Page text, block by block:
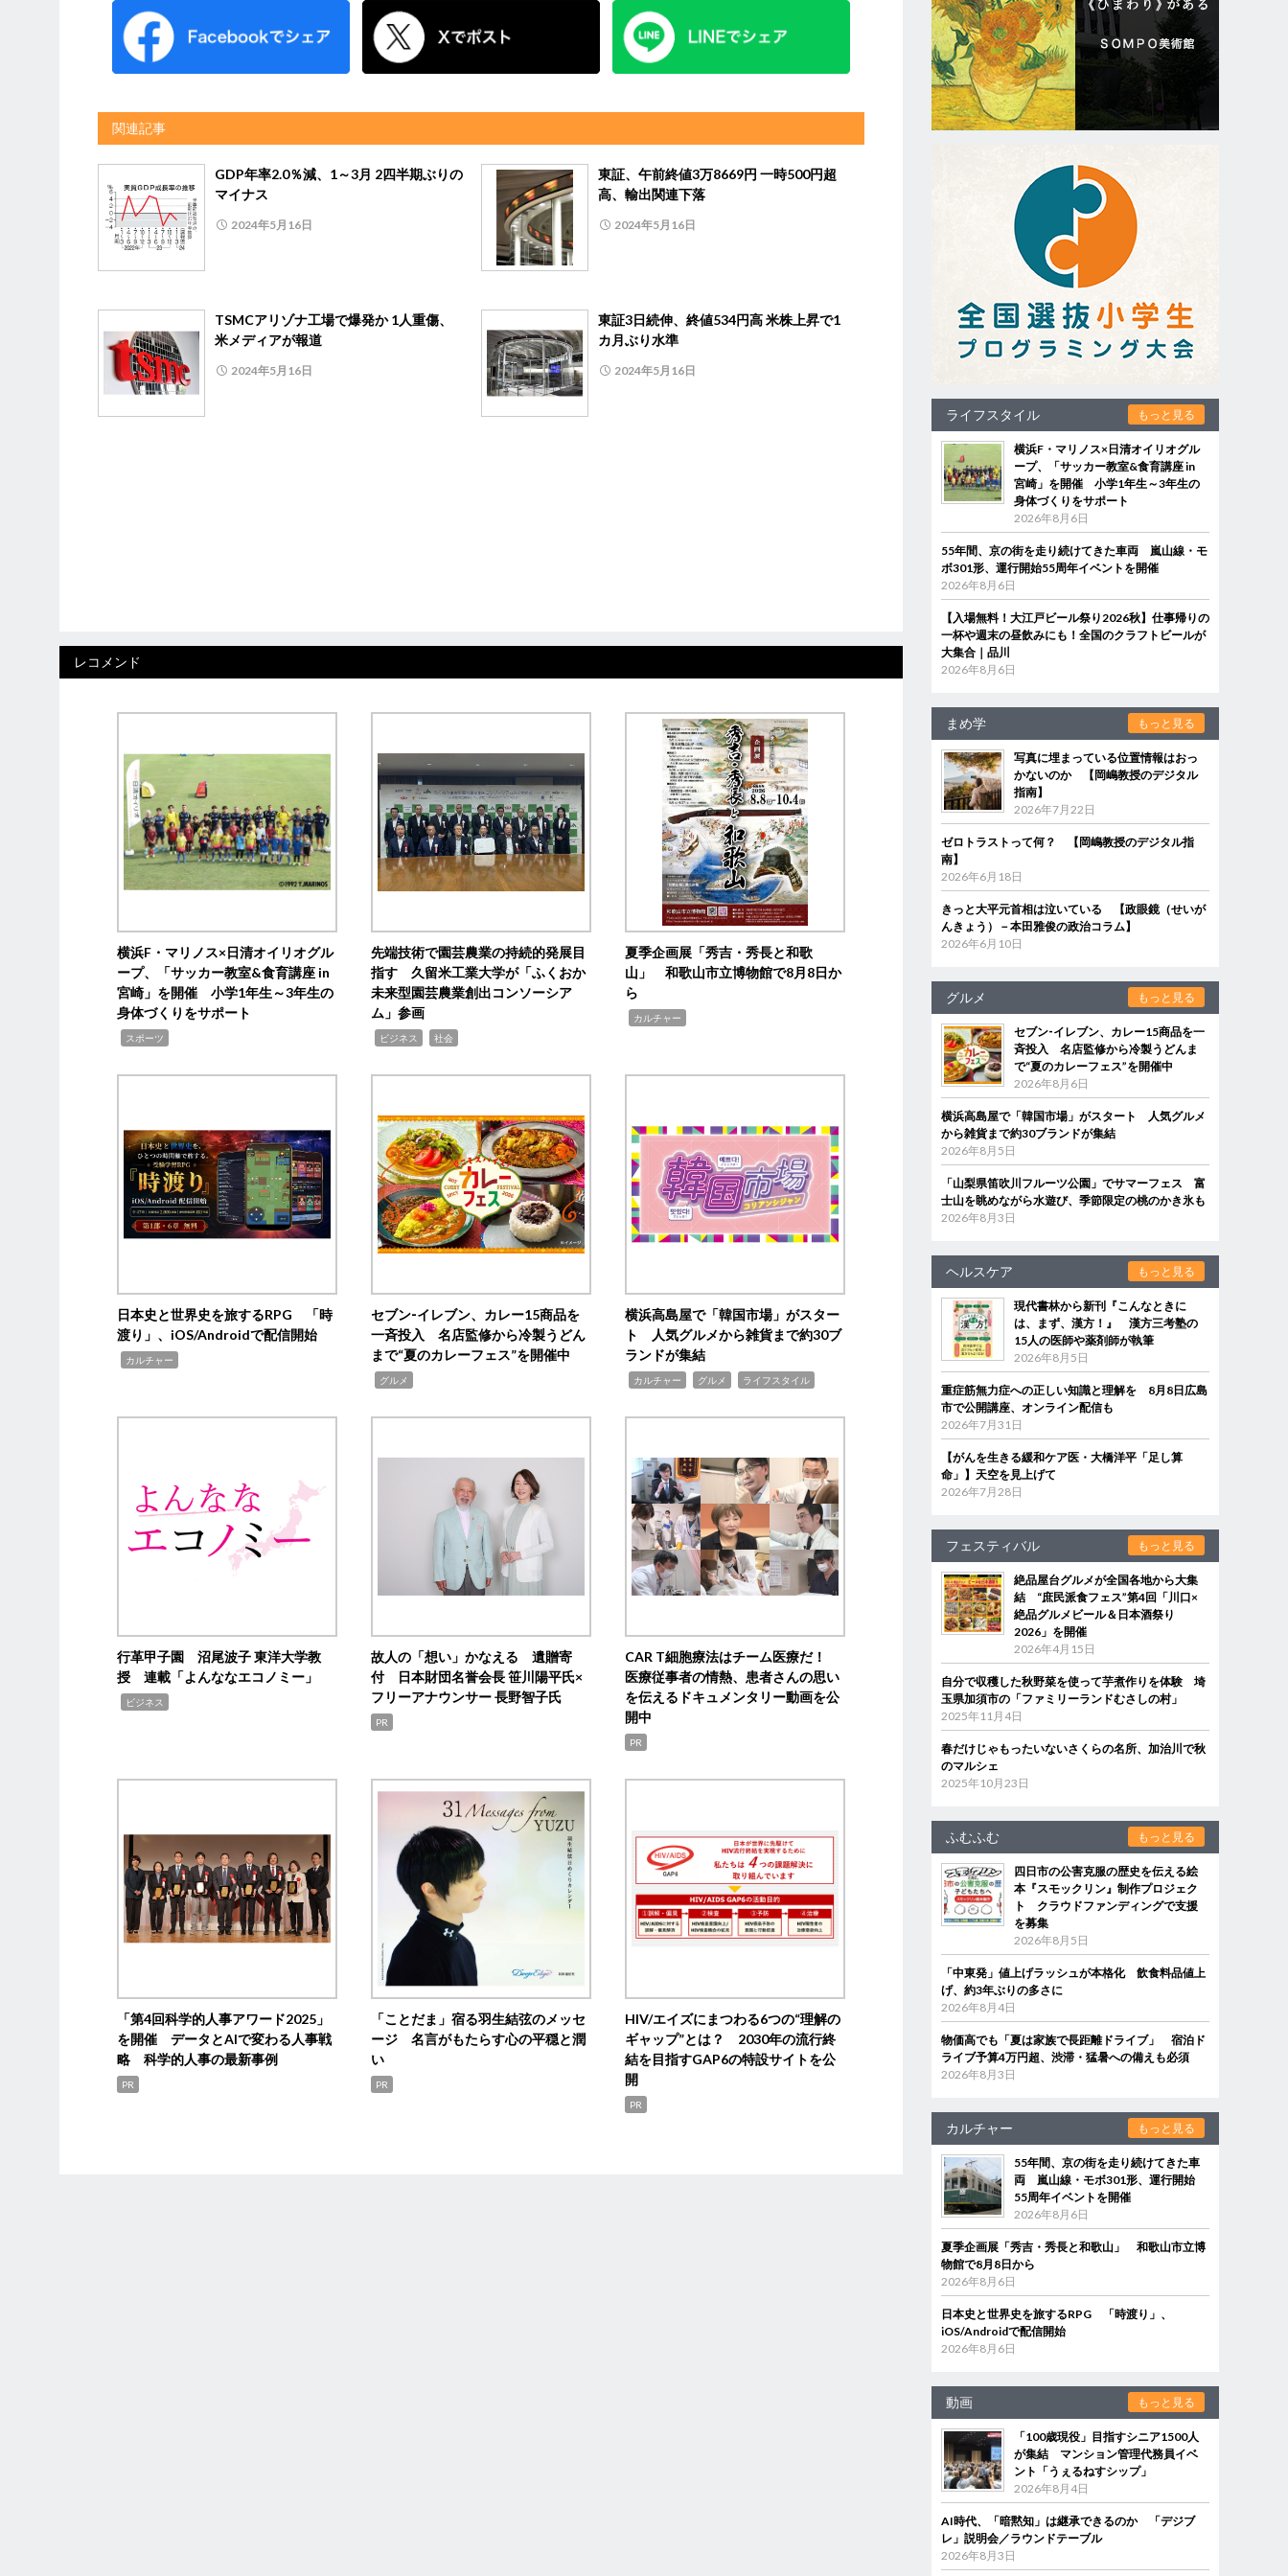
関連記事
GDP年率2.0％減、1～3月 2四半期ぶりの
マイナス
2024年5月16日
東証、午前終値3万8669円 一時500円超
高、輸出関連下落
2024年5月16日
TSMCアリゾナ工場で爆発か 1人重傷、
米メディアが報道
2024年5月16日
東証3日続伸、終値534円高 米株上昇で1
カ月ぶり水準
2024年5月16日
レコメンド
横浜F・マリノス×日清オイリオグル
ープ、「サッカー教室&食育講座 in
宮崎」を開催 小学1年生～3年生の
身体づくりをサポート
スポーツ
先端技術で園芸農業の持続的発展目
指す 久留米工業大学が「ふくおか
未来型園芸農業創出コンソーシア
ム」参画
ビジネス 社会
夏季企画展「秀吉・秀長と和歌
山」 和歌山市立博物館で8月8日か
ら
カルチャー
日本史と世界史を旅するRPG 「時
渡り」、iOS/Androidで配信開始
カルチャー
セブン‐イレブン、カレー15商品を
一斉投入 名店監修から冷製うどん
まで“夏のカレーフェス”を開催中
グルメ
横浜高島屋で「韓国市場」がスター
ト 人気グルメから雑貨まで約30ブ
ランドが集結
カルチャー グルメ ライフスタイル
行革甲子園 沼尾波子 東洋大学教
授 連載「よんななエコノミー」
ビジネス
故人の「想い」かなえる 遺贈寄
付 日本財団名誉会長 笹川陽平氏×
フリーアナウンサー 長野智子氏
PR
CAR T細胞療法はチーム医療だ！
医療従事者の情熱、患者さんの思い
を伝えるドキュメンタリー動画を公
開中
PR
「第4回科学的人事アワード2025」
を開催 データとAIで変わる人事戦
略 科学的人事の最新事例
PR
「ことだま」宿る羽生結弦のメッセ
ージ 名言がもたらす心の平穏と潤
い
PR
HIV/エイズにまつわる6つの“理解の
ギャップ”とは？ 2030年の流行終
結を目指すGAP6の特設サイトを公
開
PR
ライフスタイル もっと見る
横浜F・マリノス×日清オイリオグル
ープ、「サッカー教室&食育講座 in
宮崎」を開催 小学1年生～3年生の
身体づくりをサポート
2026年8月6日
55年間、京の街を走り続けてきた車両 嵐山線・モ
ボ301形、運行開始55周年イベントを開催
2026年8月6日
【入場無料！大江戸ビール祭り2026秋】仕事帰りの
一杯や週末の昼飲みにも！全国のクラフトビールが
大集合｜品川
2026年8月6日
まめ学 もっと見る
写真に埋まっている位置情報はおっ
かないのか 【岡嶋教授のデジタル
指南】
2026年7月22日
ゼロトラストって何？ 【岡嶋教授のデジタル指
南】
2026年6月18日
きっと大平元首相は泣いている 【政眼鏡（せいが
んきょう）－本田雅俊の政治コラム】
2026年6月10日
グルメ もっと見る
セブン‐イレブン、カレー15商品を一
斉投入 名店監修から冷製うどんま
で“夏のカレーフェス”を開催中
2026年8月6日
横浜高島屋で「韓国市場」がスタート 人気グルメ
から雑貨まで約30ブランドが集結
2026年8月5日
「山梨県笛吹川フルーツ公園」でサマーフェス 富
士山を眺めながら水遊び、季節限定の桃のかき氷も
2026年8月3日
ヘルスケア もっと見る
現代書林から新刊『こんなときに
は、まず、漢方！』 漢方三考塾の
15人の医師や薬剤師が執筆
2026年8月5日
重症筋無力症への正しい知識と理解を 8月8日広島
市で公開講座、オンライン配信も
2026年7月31日
【がんを生きる緩和ケア医・大橋洋平「足し算
命」】天空を見上げて
2026年7月28日
フェスティバル もっと見る
絶品屋台グルメが全国各地から大集
結 “庶民派食フェス”第4回「川口×
絶品グルメビール＆日本酒祭り
2026」を開催
2026年4月15日
自分で収穫した秋野菜を使って芋煮作りを体験 埼
玉県加須市の「ファミリーランドむさしの村」
2025年11月4日
春だけじゃもったいないさくらの名所、加治川で秋
のマルシェ
2025年10月23日
ふむふむ もっと見る
四日市の公害克服の歴史を伝える絵
本『スモックリン』制作プロジェク
ト クラウドファンディングで支援
を募集
2026年8月5日
「中東発」値上げラッシュが本格化 飲食料品値上
げ、約3年ぶりの多さに
2026年8月4日
物価高でも「夏は家族で長距離ドライブ」 宿泊ド
ライブ予算4万円超、渋滞・猛暑への備えも必須
2026年8月3日
カルチャー もっと見る
55年間、京の街を走り続けてきた車
両 嵐山線・モボ301形、運行開始
55周年イベントを開催
2026年8月6日
夏季企画展「秀吉・秀長と和歌山」 和歌山市立博
物館で8月8日から
2026年8月6日
日本史と世界史を旅するRPG 「時渡り」、
iOS/Androidで配信開始
2026年8月6日
動画 もっと見る
「100歳現役」目指すシニア1500人
が集結 マンション管理代務員イベ
ント「うぇるねすシップ」
2026年8月4日
AI時代、「暗黙知」は継承できるのか 「デジブ
レ」説明会／ラウンドテーブル
2026年8月3日